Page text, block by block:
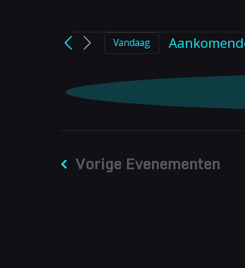
Vandaag
datum.
Vorige Evenementen